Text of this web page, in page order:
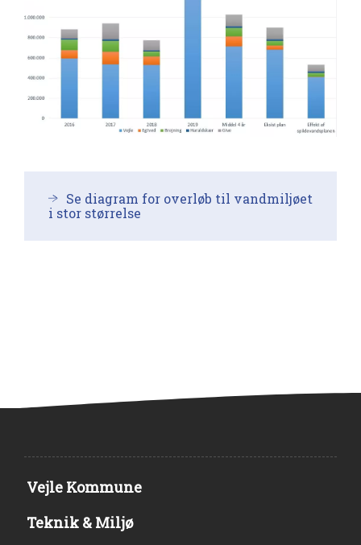
Se diagram for overløb til vandmiljøet
i stor størrelse
Vejle Kommune
Teknik & Miljø